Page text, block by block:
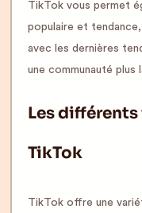
TikTok vous permet
populaire et
avec les dernières
une communauté plus
Les
TikTok
TikTok offre une